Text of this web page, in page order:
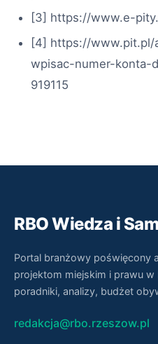
[3] https://www.e-
[4] https://www.pit.pl/
wpisac-numer-
919115
RBO Wiedza i
Portal branżowy poświęcony
projektom miejskim i prawu w
poradniki, analizy, budżet
redakcja@rbo.rzeszow.pl